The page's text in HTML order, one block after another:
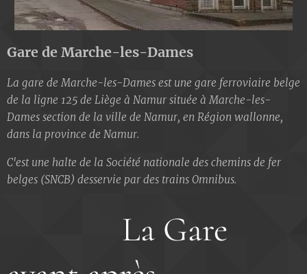
Gare de Marche-les-Dames
La gare de Marche-les-Dames est une gare ferroviaire belge
de la ligne 125 de Liège à Namur située à Marche-les-
Dames section de la ville de Namur, en Région wallonne,
dans la province de Namur.
C'est une halte de la Société nationale des chemins de fer
belges (SNCB) desservie par des trains Omnibus.
La Gare